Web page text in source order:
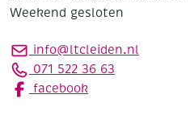
Weekend gesloten
info@ltcleiden.nl
071 522 36 63
facebook